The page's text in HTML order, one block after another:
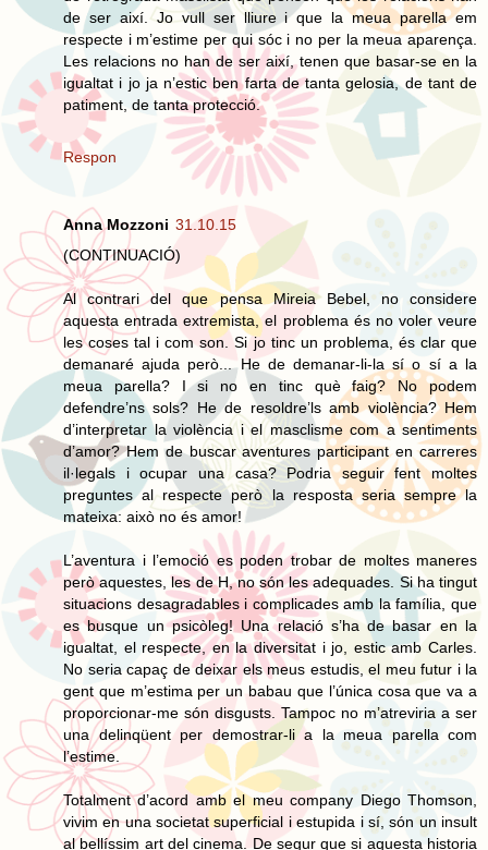
de ser així. Jo vull ser lliure i que la meua parella em
respecte i m’estime per qui sóc i no per la meua aparença.
Les relacions no han de ser així, tenen que basar-se en la
igualtat i jo ja n’estic ben farta de tanta gelosia, de tant de
patiment, de tanta protecció.
Respon
Anna Mozzoni 31.10.15
(CONTINUACIÓ)
Al contrari del que pensa Mireia Bebel, no considere
aquesta entrada extremista, el problema és no voler veure
les coses tal i com son. Si jo tinc un problema, és clar que
demanaré ajuda però... He de demanar-li-la sí o sí a la
meua parella? I si no en tinc què faig? No podem
defendre’ns sols? He de resoldre’ls amb violència? Hem
d’interpretar la violència i el masclisme com a sentiments
d’amor? Hem de buscar aventures participant en carreres
il·legals i ocupar una casa? Podria seguir fent moltes
preguntes al respecte però la resposta seria sempre la
mateixa: això no és amor!
L’aventura i l’emoció es poden trobar de moltes maneres
però aquestes, les de H, no són les adequades. Si ha tingut
situacions desagradables i complicades amb la família, que
es busque un psicòleg! Una relació s’ha de basar en la
igualtat, el respecte, en la diversitat i jo, estic amb Carles.
No seria capaç de deixar els meus estudis, el meu futur i la
gent que m’estima per un babau que l’única cosa que va a
proporcionar-me són disgusts. Tampoc no m’atreviria a ser
una delinqüent per demostrar-li a la meua parella com
l’estime.
Totalment d’acord amb el meu company Diego Thomson,
vivim en una societat superficial i estupida i sí, són un insult
al bellíssim art del cinema. De segur que si aquesta historia